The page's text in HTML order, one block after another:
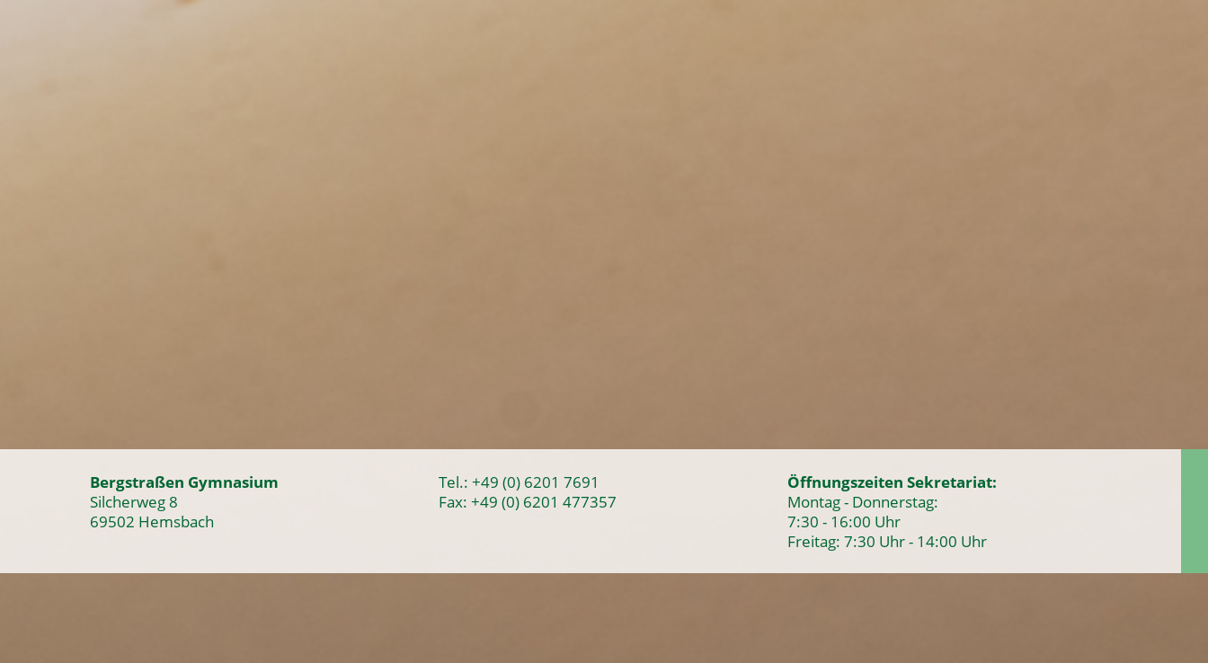
Bergstraßen Gymnasium
Silcherweg 8
69502 Hemsbach
Tel.: +49 (0) 6201 7691
Fax: +49 (0) 6201 477357
Öffnungszeiten Sekretariat:
Montag - Donnerstag:
7:30 - 16:00 Uhr
Freitag: 7:30 Uhr - 14:00 Uhr